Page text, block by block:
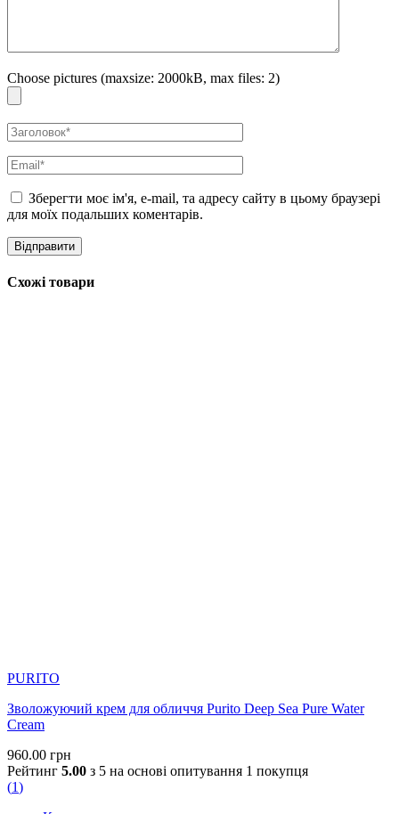
Обʼєм: 30 мл
Choose pictures (maxsize: 2000kB, max files: 2)
Зберегти моє ім'я, e-mail, та адресу сайту в цьому браузері
для моїх подальших коментарів.
Схожі товари
PURITO
Зволожуючий крем для обличчя Purito Deep Sea Pure Water
Cream
960.00 грн
Рейтинг 5.00 з 5 на основі опитування 1 покупця
(1)